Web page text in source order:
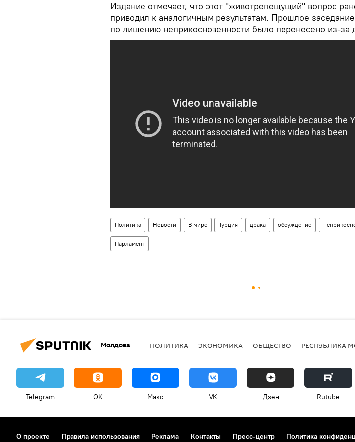
Издание отмечает, что этот "животрепещущий" вопрос
приводил к аналогичным результатам. Прошлое
по лишению неприкосновенности было перенесено из-за
Политика Новости В мире Турция драка обсуждение
Парламент
Молдова ПОЛИТИКА ЭКОНОМИКА ОБЩЕСТВО РЕСПУБЛИКА
Telegram OK Макс VK Дзен Rutube
О проекте Правила использования Реклама Контакты Пресс-центр Политика